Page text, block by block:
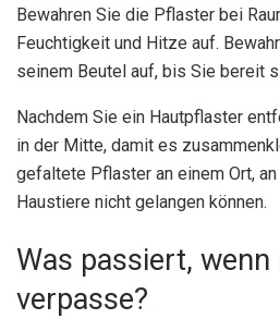
Bewahren Sie die Pflaster bei
Feuchtigkeit und Hitze auf.
seinem Beutel auf, bis Sie bereit
Nachdem Sie ein Hautpflaster
in der Mitte, damit es
gefaltete Pflaster an einem Ort,
Haustiere nicht gelangen können.
Was passiert, wenn
verpasse?